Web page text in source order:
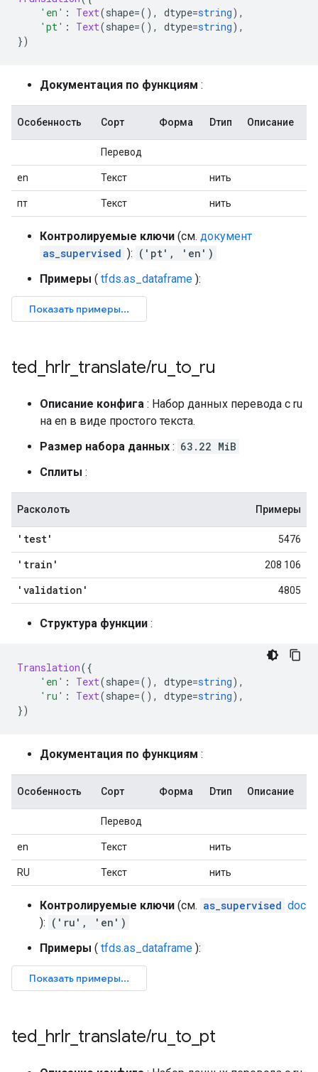
'en' : Text(shape=(), dtype=string),
'pt' : Text(shape=(), dtype=string),
})
Документация по функциям :
Особенность Сорт Форма Dтип Описание
Перевод
en Текст нить
пт Текст нить
Контролируемые ключи (см. документ
as_supervised ): ('pt', 'en')
Примеры ( tfds.as_dataframe ):
ted hrlr translate/ru to ru
Описание конфига : Набор данных перевода с ru
на en в виде простого текста.
Размер набора данных : 63.22 MiB
Сплиты :
Расколоть Примеры
'test' 5476
'train' 208 106
'validation' 4805
Структура функции :
Translation({
'en' : Text(shape=(), dtype=string),
'ru' : Text(shape=(), dtype=string),
})
Документация по функциям :
Особенность Сорт Форма Dтип Описание
Перевод
en Текст нить
RU Текст нить
Контролируемые ключи (см. as_supervised doc
): ('ru', 'en')
Примеры ( tfds.as_dataframe ):
ted hrlr translate/ru to pt